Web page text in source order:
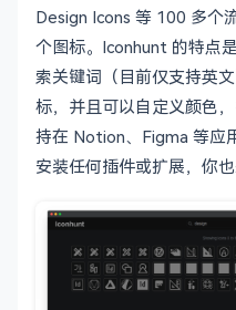
Design Icons 等 100 多个
个图标。Iconhunt 的特点
索关键词（目前仅支持英
标，并且可以自定义颜色
持在 Notion、Figma 等应
安装任何插件或扩展，你也